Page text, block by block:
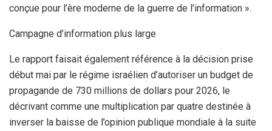
conçue pour l’ère moderne de la guerre de l’information ».
Campagne d’information plus large
Le rapport faisait également référence à la décision prise
début mai par le régime israélien d’autoriser un budget de
propagande de 730 millions de dollars pour 2026, le
décrivant comme une multiplication par quatre destinée à
inverser la baisse de l’opinion publique mondiale à la suite